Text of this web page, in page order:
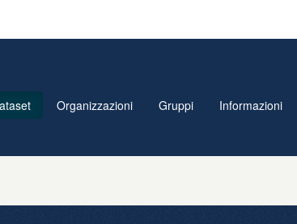
Organizzazioni Gruppi Informazioni